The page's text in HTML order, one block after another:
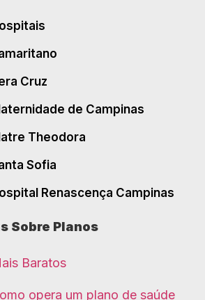
Cruz
de Campinas
Theodora
Sofia
Renascença Campinas
Sobre Planos
Baratos
opera um plano de saúde